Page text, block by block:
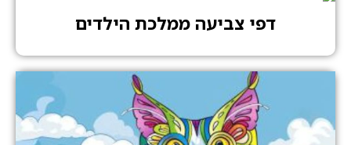
דפי צביעה ממלכת הילדים